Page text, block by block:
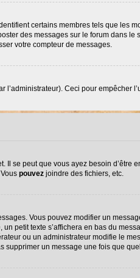
certains membres tels que les
des messages sur le forum dans
votre compteur de messages.
Ceci pour empêcher
se peut que vous ayez besoin d’être
pouvezjoindre des fichiers, etc.
Vous pouvez modifier un
petit texte s’affichera en bas du
ou un administrateur modifie le
un message une fois que